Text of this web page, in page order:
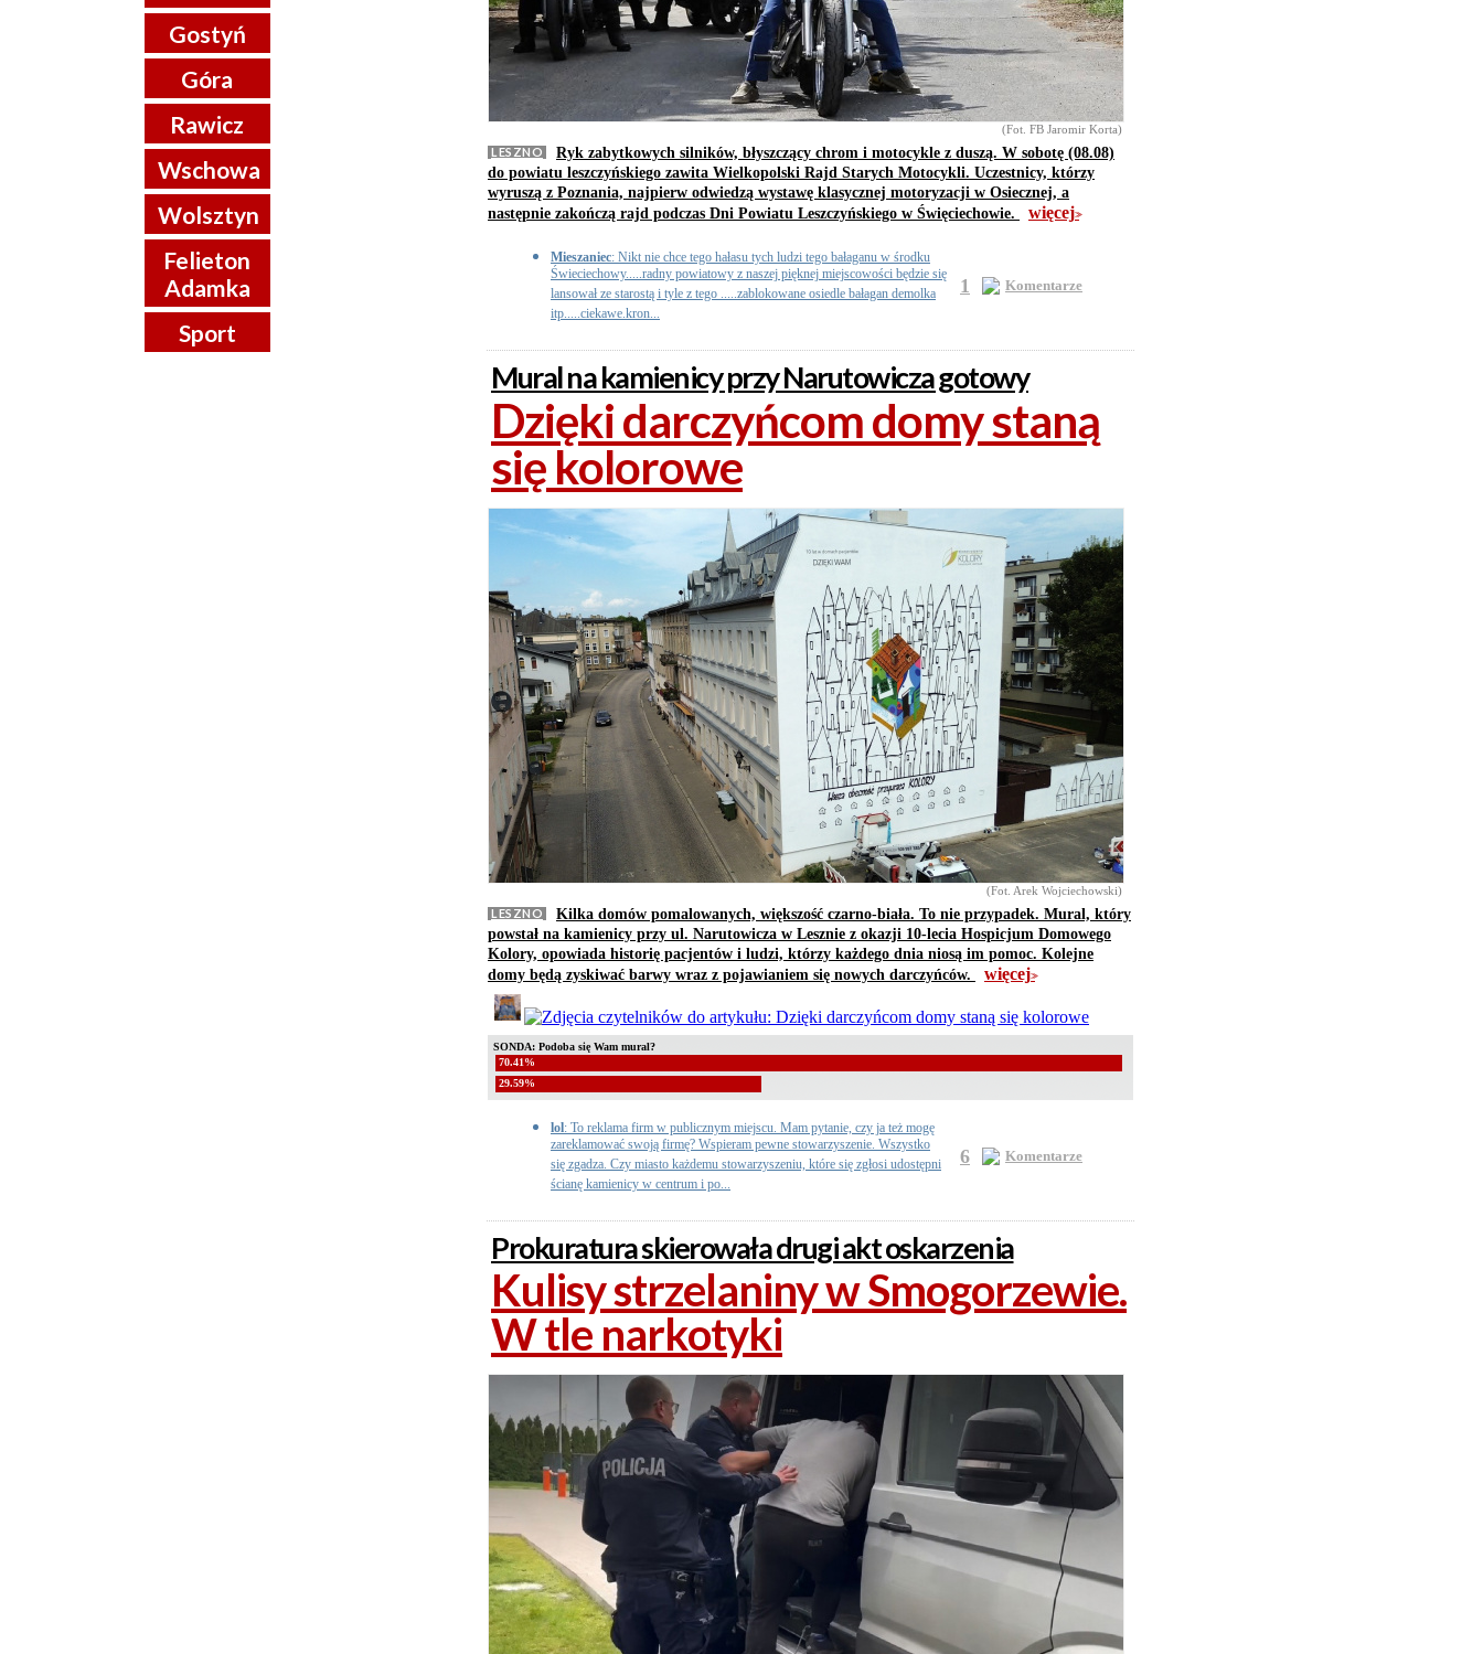
Gostyń
Góra
Rawicz
Wschowa
Wolsztyn
Felieton
Adamka
Sport
(Fot. FB Jaromir Korta)
LESZNO
Ryk zabytkowych silników, błyszczący chrom i motocykle z duszą. W sobotę (08.08)
do powiatu leszczyńskiego zawita Wielkopolski Rajd Starych Motocykli. Uczestnicy, którzy
wyruszą z Poznania, najpierw odwiedzą wystawę klasycznej motoryzacji w Osiecznej, a
następnie zakończą rajd podczas Dni Powiatu Leszczyńskiego w Święciechowie.
więcej>>
Mieszaniec: Nikt nie chce tego hałasu tych ludzi tego bałaganu w środku
Świeciechowy.....radny powiatowy z naszej pięknej miejscowości będzie się
lansował ze starostą i tyle z tego .....zablokowane osiedle bałagan demolka
itp.....ciekawe.kron...
1 Komentarze
Mural na kamienicy przy Narutowicza gotowy
Dzięki darczyńcom domy staną
się kolorowe
(Fot. Arek Wojciechowski)
LESZNO
Kilka domów pomalowanych, większość czarno-biała. To nie przypadek. Mural, który
powstał na kamienicy przy ul. Narutowicza w Lesznie z okazji 10-lecia Hospicjum Domowego
Kolory, opowiada historię pacjentów i ludzi, którzy każdego dnia niosą im pomoc. Kolejne
domy będą zyskiwać barwy wraz z pojawianiem się nowych darczyńców.
więcej>>
SONDA: Podoba się Wam mural?
70.41%
29.59%
lol: To reklama firm w publicznym miejscu. Mam pytanie, czy ja też mogę
zareklamować swoją firmę? Wspieram pewne stowarzyszenie. Wszystko
się zgadza. Czy miasto każdemu stowarzyszeniu, które się zgłosi udostępni
ścianę kamienicy w centrum i po...
6 Komentarze
Prokuratura skierowała drugi akt oskarzenia
Kulisy strzelaniny w Smogorzewie.
W tle narkotyki